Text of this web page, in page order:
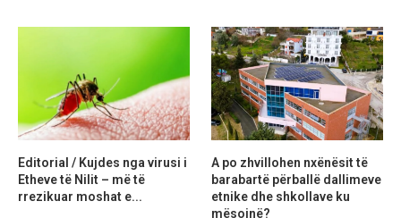
Editorial / Kujdes nga virusi i
Etheve të Nilit – më të
rrezikuar moshat e...
A po zhvillohen nxënësit të
barabartë përballë dallimeve
etnike dhe shkollave ku
mësojnë?